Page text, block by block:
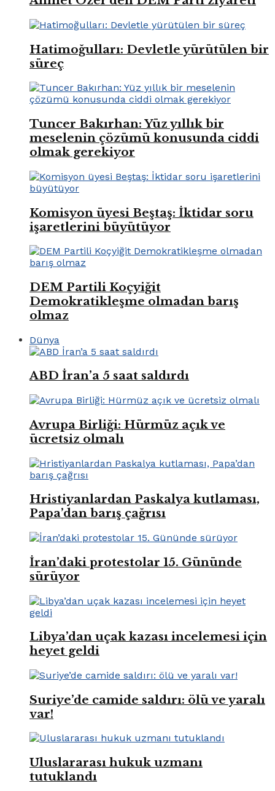
Hatimoğulları: Devletle yürütülen bir
süreç
Tuncer Bakırhan: Yüz yıllık bir
meselenin çözümü konusunda ciddi
olmak gerekiyor
Komisyon üyesi Beştaş: İktidar soru
işaretlerini büyütüyor
DEM Partili Koçyiğit
Demokratikleşme olmadan barış
olmaz
Dünya
ABD İran’a 5 saat saldırdı
Avrupa Birliği: Hürmüz açık ve
ücretsiz olmalı
Hristiyanlardan Paskalya kutlaması,
Papa’dan barış çağrısı
İran’daki protestolar 15. Gününde
sürüyor
Libya’dan uçak kazası incelemesi için
heyet geldi
Suriye’de camide saldırı: ölü ve yaralı
var!
Uluslararası hukuk uzmanı
tutuklandı